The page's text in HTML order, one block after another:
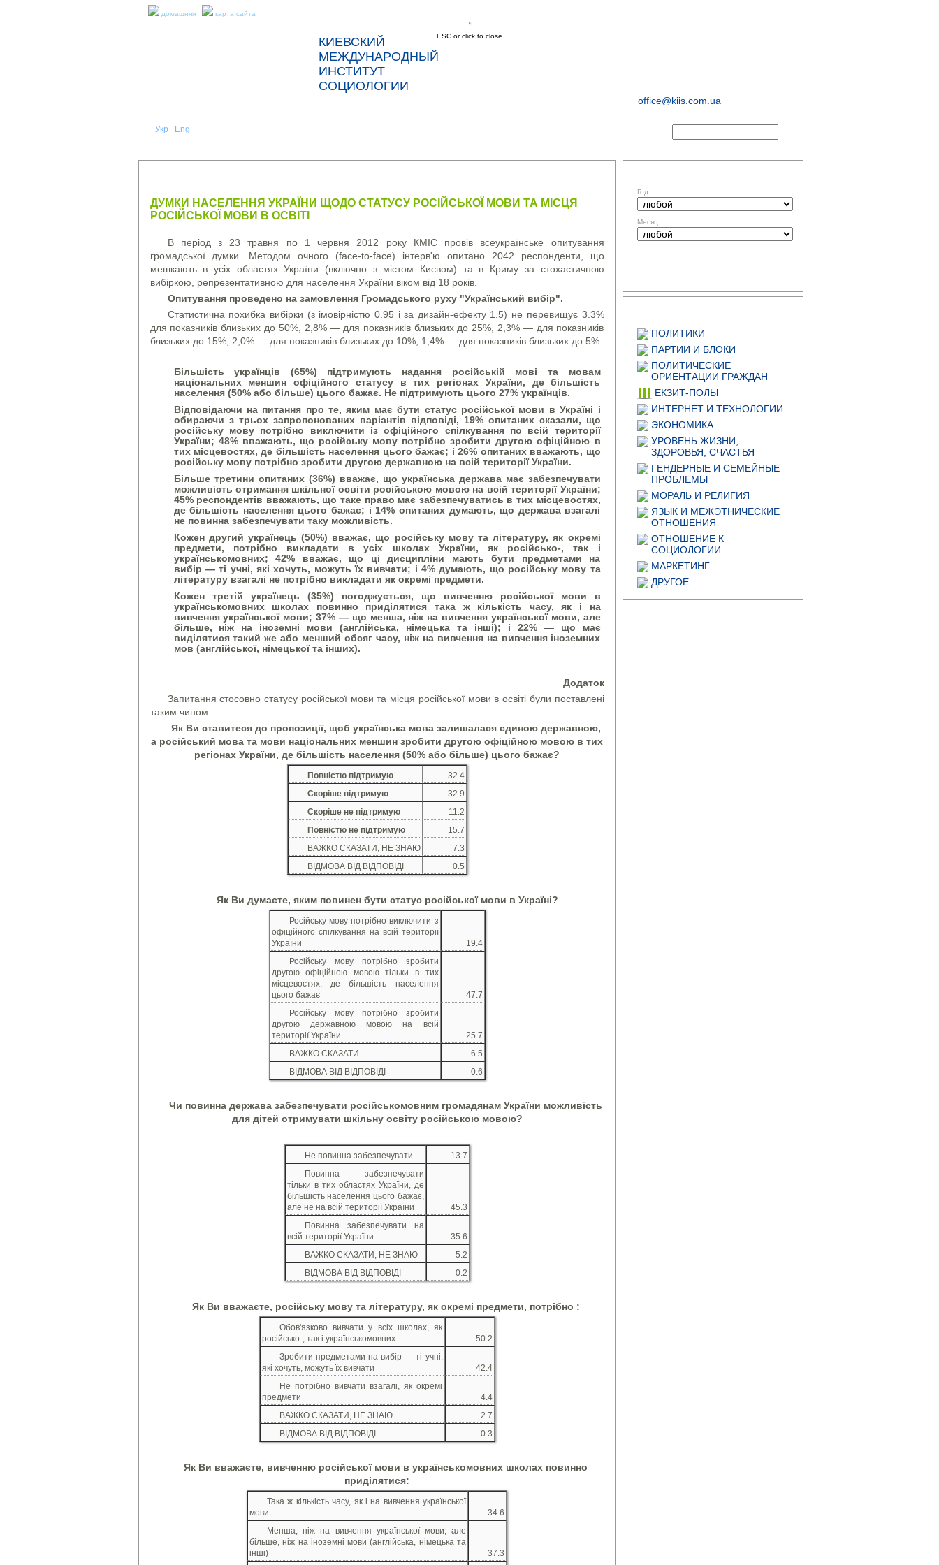
домашняя карта сайта
КИЕВСКИЙ
МЕЖДУНАРОДНЫЙ
ИНСТИТУТ
СОЦИОЛОГИИ
office@kiis.com.ua
Укр Eng
ESC or click to close
ДУМКИ НАСЕЛЕННЯ УКРАЇНИ ЩОДО СТАТУСУ РОСІЙСЬКОЇ МОВИ ТА МІСЦЯ
РОСІЙСЬКОЇ МОВИ В ОСВІТІ
В період з 23 травня по 1 червня 2012 року КМІС провів всеукраїнське опитування
громадської думки. Методом очного (face-to-face) інтерв'ю опитано 2042 респонденти, що
мешкають в усіх областях України (включно з містом Києвом) та в Криму за стохастичною
вибіркою, репрезентативною для населення України віком від 18 років.
Опитування проведено на замовлення Громадського руху "Український вибір".
Статистична похибка вибірки (з імовірністю 0.95 і за дизайн-ефекту 1.5) не перевищує 3.3%
для показників близьких до 50%, 2,8% — для показників близьких до 25%, 2,3% — для показників
близьких до 15%, 2,0% — для показників близьких до 10%, 1,4% — для показників близьких до 5%.
Більшість українців (65%) підтримують надання російській мові та мовам
національних меншин офіційного статусу в тих регіонах України, де більшість
населення (50% або більше) цього бажає. Не підтримують цього 27% українців.
Відповідаючи на питання про те, яким має бути статус російської мови в Україні і
обираючи з трьох запропонованих варіантів відповіді, 19% опитаних сказали, що
російську мову потрібно виключити із офіційного спілкування по всій території
України; 48% вважають, що російську мову потрібно зробити другою офіційною в
тих місцевостях, де більшість населення цього бажає; і 26% опитаних вважають, що
російську мову потрібно зробити другою державною на всій території України.
Більше третини опитаних (36%) вважає, що українська держава має забезпечувати
можливість отримання шкільної освіти російською мовою на всій території України;
45% респондентів вважають, що таке право має забезпечуватись в тих місцевостях,
де більшість населення цього бажає; і 14% опитаних думають, що держава взагалі
не повинна забезпечувати таку можливість.
Кожен другий українець (50%) вважає, що російську мову та літературу, як окремі
предмети, потрібно викладати в усіх школах України, як російсько-, так і
українськомовних; 42% вважає, що ці дисципліни мають бути предметами на
вибір — ті учні, які хочуть, можуть їх вивчати; і 4% думають, що російську мову та
літературу взагалі не потрібно викладати як окремі предмети.
Кожен третій українець (35%) погоджується, що вивченню російської мови в
українськомовних школах повинно приділятися така ж кількість часу, як і на
вивчення української мови; 37% — що менша, ніж на вивчення української мови, але
більше, ніж на іноземні мови (англійська, німецька та інші); і 22% — що має
виділятися такий же або менший обсяг часу, ніж на вивчення на вивчення іноземних
мов (англійської, німецької та інших).
Додаток
Запитання стосовно статусу російської мови та місця російської мови в освіті були поставлені
таким чином:
Як Ви ставитеся до пропозиції, щоб українська мова залишалася єдиною державною,
а російський мова та мови національних меншин зробити другою офіційною мовою в тих
регіонах України, де більшість населення (50% або більше) цього бажає?
Повністю підтримую
32.4
Скоріше підтримую
32.9
Скоріше не підтримую
11.2
Повністю не підтримую
15.7
ВАЖКО СКАЗАТИ, НЕ ЗНАЮ
7.3
ВІДМОВА ВІД ВІДПОВІДІ
0.5
Як Ви думаєте, яким повинен бути статус російської мови в Україні?
Російську мову потрібно виключити з
офіційного спілкування на всій території
України
19.4
Російську мову потрібно зробити
другою офіційною мовою тільки в тих
місцевостях, де більшість населення
цього бажає
47.7
Російську мову потрібно зробити
другою державною мовою на всій
території України
25.7
ВАЖКО СКАЗАТИ
6.5
ВІДМОВА ВІД ВІДПОВІДІ
0.6
Чи повинна держава забезпечувати російськомовним громадянам України можливість
для дітей отримувати шкільну освітуросійською мовою?
Не повинна забезпечувати
13.7
Повинна забезпечувати
тільки в тих областях України, де
більшість населення цього бажає,
але не на всій території України
45.3
Повинна забезпечувати на
всій території України
35.6
ВАЖКО СКАЗАТИ, НЕ ЗНАЮ
5.2
ВІДМОВА ВІД ВІДПОВІДІ
0.2
Як Ви вважаєте, російську мову та літературу, як окремі предмети, потрібно :
Обов'язково вивчати у всіх школах, як
російсько-, так і українськомовних
50.2
Зробити предметами на вибір — ті учні,
які хочуть, можуть їх вивчати
42.4
Не потрібно вивчати взагалі, як окремі
предмети
4.4
ВАЖКО СКАЗАТИ, НЕ ЗНАЮ
2.7
ВІДМОВА ВІД ВІДПОВІДІ
0.3
Як Ви вважаєте, вивченню російської мови в українськомовних школах повинно
приділятися:
Така ж кількість часу, як і на вивчення української
мови
34.6
Менша, ніж на вивчення української мови, але
більше, ніж на іноземні мови (англійська, німецька та
інші)
37.3
Год:
Месяц:
ПОЛИТИКИ
ПАРТИИ И БЛОКИ
ПОЛИТИЧЕСКИЕ
ОРИЕНТАЦИИ ГРАЖДАН
ЕКЗИТ-ПОЛЫ
ИНТЕРНЕТ И ТЕХНОЛОГИИ
ЭКОНОМИКА
УРОВЕНЬ ЖИЗНИ,
ЗДОРОВЬЯ, СЧАСТЬЯ
ГЕНДЕРНЫЕ И СЕМЕЙНЫЕ
ПРОБЛЕМЫ
МОРАЛЬ И РЕЛИГИЯ
ЯЗЫК И МЕЖЭТНИЧЕСКИЕ
ОТНОШЕНИЯ
ОТНОШЕНИЕ К
СОЦИОЛОГИИ
МАРКЕТИНГ
ДРУГОЕ